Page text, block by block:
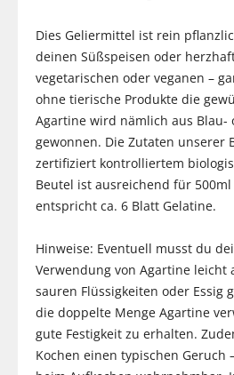
Dies Geliermittel ist rein
deinen Süßspeisen oder
vegetarischen oder veganen –
ohne tierische Produkte die
Agartine wird nämlich aus Blau-
gewonnen. Die Zutaten unserer
zertifiziert kontrolliertem
Beutel ist ausreichend für
entspricht ca. 6 Blatt Gelatine.
Hinweise: Eventuell musst du
Verwendung von Agartine leicht
sauren Flüssigkeiten oder Essig
die doppelte Menge Agartine
gute Festigkeit zu erhalten.
Kochen einen typischen Geruch